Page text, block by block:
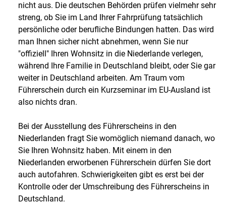
nicht aus. Die deutschen Behörden prüfen vielmehr sehr
streng, ob Sie im Land Ihrer Fahrprüfung tatsächlich
persönliche oder berufliche Bindungen hatten. Das wird
man Ihnen sicher nicht abnehmen, wenn Sie nur
"offiziell" Ihren Wohnsitz in die Niederlande verlegen,
während Ihre Familie in Deutschland bleibt, oder Sie gar
weiter in Deutschland arbeiten. Am Traum vom
Führerschein durch ein Kurzseminar im EU-Ausland ist
also nichts dran.
Bei der Ausstellung des Führerscheins in den
Niederlanden fragt Sie womöglich niemand danach, wo
Sie Ihren Wohnsitz haben. Mit einem in den
Niederlanden erworbenen Führerschein dürfen Sie dort
auch autofahren. Schwierigkeiten gibt es erst bei der
Kontrolle oder der Umschreibung des Führerscheins in
Deutschland.